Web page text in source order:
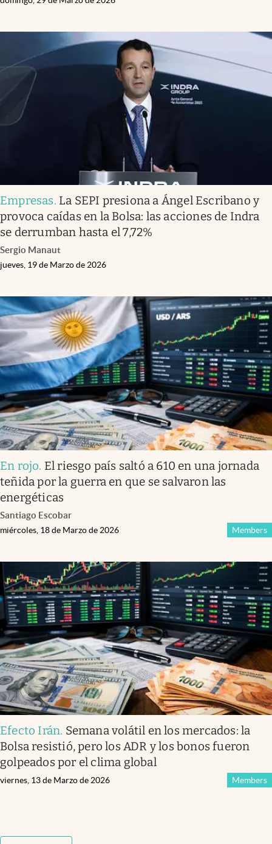
Empresas. La SEPI presiona a Ángel Escribano y
provoca caídas en la Bolsa: las acciones de Indra
se derrumban hasta el 7,72%
Sergio Manaut
jueves, 19 de Marzo de 2026
En rojo. El riesgo país saltó a 610 en una jornada
teñida por la guerra en que se salvaron las
energéticas
Santiago Escobar
Members
miércoles, 18 de Marzo de 2026
Efecto Irán. Semana volátil en los mercados: la
Bolsa resistió, pero los ADR y los bonos fueron
golpeados por el clima global
Members
viernes, 13 de Marzo de 2026